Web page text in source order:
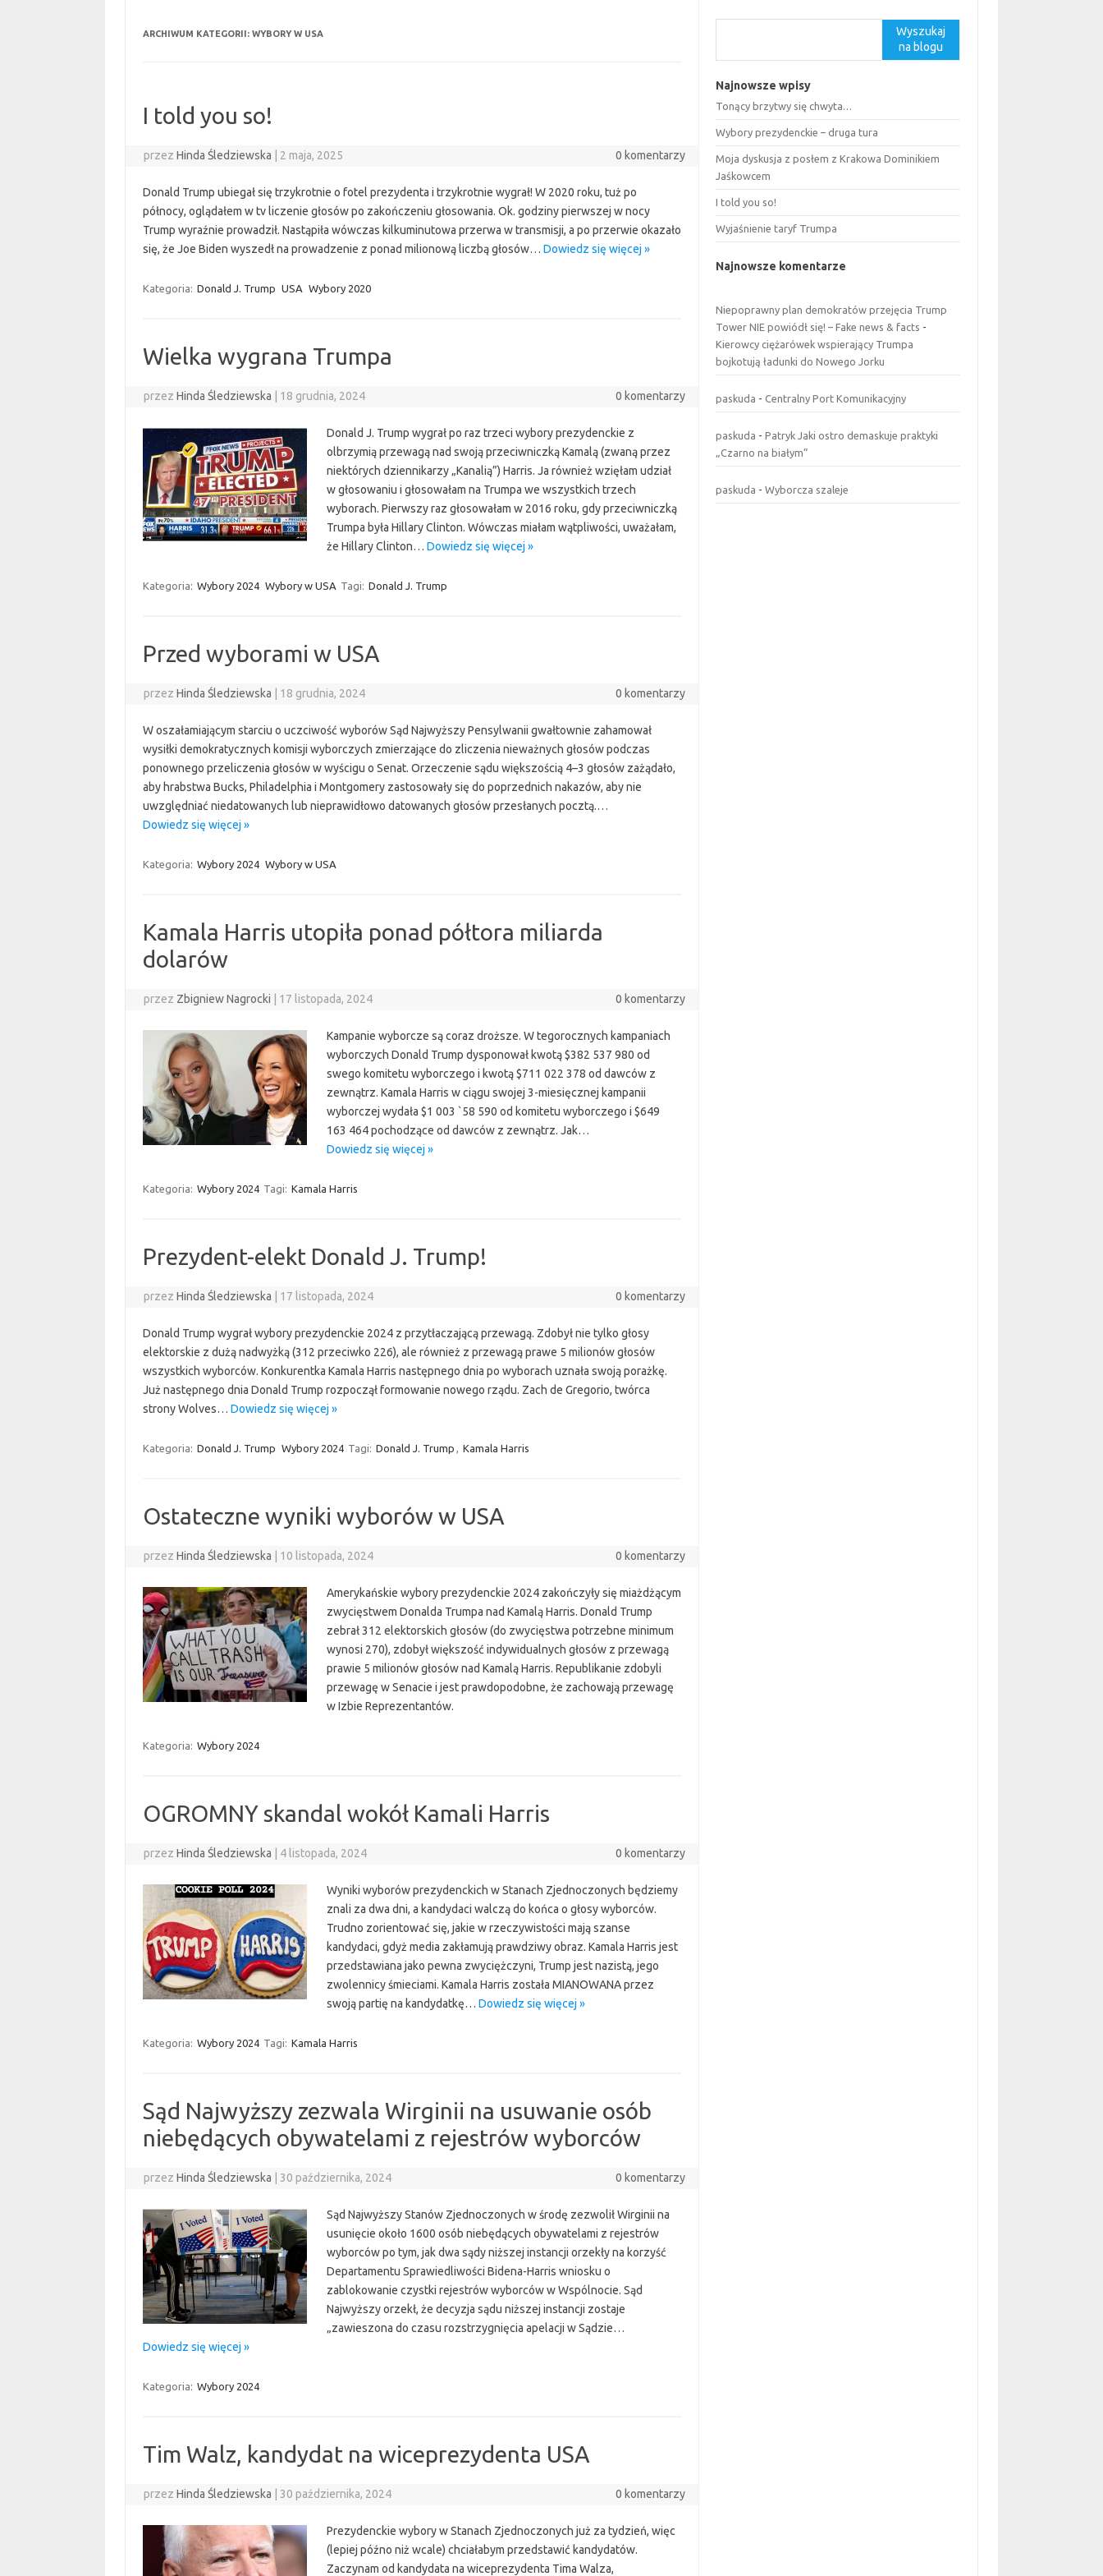
ARCHIWUM KATEGORII: WYBORY W USA
I told you so!
przezHinda Śledziewska 2 maja, 2025 0 komentarzy
Donald Trump ubiegał się trzykrotnie o fotel prezydenta i trzykrotnie wygrał! W 2020 roku, tuż po
północy, oglądałem w tv liczenie głosów po zakończeniu głosowania. Ok. godziny pierwszej w nocy
Trump wyraźnie prowadził. Nastąpiła wówczas kilkuminutowa przerwa w transmisji, a po przerwie okazało
się, że Joe Biden wyszedł na prowadzenie z ponad milionową liczbą głosów… Dowiedz się więcej »
Kategoria: Donald J. Trump USA Wybory 2020
Wielka wygrana Trumpa
przezHinda Śledziewska 18 grudnia, 2024 0 komentarzy
Donald J. Trump wygrał po raz trzeci wybory prezydenckie z
olbrzymią przewagą nad swoją przeciwniczką Kamalą (zwaną przez
niektórych dziennikarzy „Kanalią”) Harris. Ja również wzięłam udział
w głosowaniu i głosowałam na Trumpa we wszystkich trzech
wyborach. Pierwszy raz głosowałam w 2016 roku, gdy przeciwniczką
Trumpa była Hillary Clinton. Wówczas miałam wątpliwości, uważałam,
że Hillary Clinton… Dowiedz się więcej »
Kategoria: Wybory 2024 Wybory w USA Tagi: Donald J. Trump
Przed wyborami w USA
przezHinda Śledziewska 18 grudnia, 2024 0 komentarzy
W oszałamiającym starciu o uczciwość wyborów Sąd Najwyższy Pensylwanii gwałtownie zahamował
wysiłki demokratycznych komisji wyborczych zmierzające do zliczenia nieważnych głosów podczas
ponownego przeliczenia głosów w wyścigu o Senat. Orzeczenie sądu większością 4–3 głosów zażądało,
aby hrabstwa Bucks, Philadelphia i Montgomery zastosowały się do poprzednich nakazów, aby nie
uwzględniać niedatowanych lub nieprawidłowo datowanych głosów przesłanych pocztą.…
Dowiedz się więcej »
Kategoria: Wybory 2024 Wybory w USA
Kamala Harris utopiła ponad półtora miliarda
dolarów
przez Zbigniew Nagrocki 17 listopada, 2024 0 komentarzy
Kampanie wyborcze są coraz droższe. W tegorocznych kampaniach
wyborczych Donald Trump dysponował kwotą $382 537 980 od
swego komitetu wyborczego i kwotą $711 022 378 od dawców z
zewnątrz. Kamala Harris w ciągu swojej 3-miesięcznej kampanii
wyborczej wydała $1 003 `58 590 od komitetu wyborczego i $649
163 464 pochodzące od dawców z zewnątrz. Jak…
Dowiedz się więcej »
Kategoria: Wybory 2024 Tagi: Kamala Harris
Prezydent-elekt Donald J. Trump!
przezHinda Śledziewska 17 listopada, 2024 0 komentarzy
Donald Trump wygrał wybory prezydenckie 2024 z przytłaczającą przewagą. Zdobył nie tylko głosy
elektorskie z dużą nadwyżką (312 przeciwko 226), ale również z przewagą prawe 5 milionów głosów
wszystkich wyborców. Konkurentka Kamala Harris następnego dnia po wyborach uznała swoją porażkę.
Już następnego dnia Donald Trump rozpoczął formowanie nowego rządu. Zach de Gregorio, twórca
strony Wolves… Dowiedz się więcej »
Kategoria: Donald J. Trump Wybory 2024 Tagi: Donald J. Trump , Kamala Harris
Ostateczne wyniki wyborów w USA
przezHinda Śledziewska 10 listopada, 2024 0 komentarzy
Amerykańskie wybory prezydenckie 2024 zakończyły się miażdżącym
zwycięstwem Donalda Trumpa nad Kamalą Harris. Donald Trump
zebrał 312 elektorskich głosów (do zwycięstwa potrzebne minimum
wynosi 270), zdobył większość indywidualnych głosów z przewagą
prawie 5 milionów głosów nad Kamalą Harris. Republikanie zdobyli
przewagę w Senacie i jest prawdopodobne, że zachowają przewagę
w Izbie Reprezentantów.
Kategoria: Wybory 2024
OGROMNY skandal wokół Kamali Harris
przezHinda Śledziewska 4 listopada, 2024 0 komentarzy
Wyniki wyborów prezydenckich w Stanach Zjednoczonych będziemy
znali za dwa dni, a kandydaci walczą do końca o głosy wyborców.
Trudno zorientować się, jakie w rzeczywistości mają szanse
kandydaci, gdyż media zakłamują prawdziwy obraz. Kamala Harris jest
przedstawiana jako pewna zwyciężczyni, Trump jest nazistą, jego
zwolennicy śmieciami. Kamala Harris została MIANOWANA przez
swoją partię na kandydatkę… Dowiedz się więcej »
Kategoria: Wybory 2024 Tagi: Kamala Harris
Sąd Najwyższy zezwala Wirginii na usuwanie osób
niebędących obywatelami z rejestrów wyborców
przezHinda Śledziewska 30 października, 2024 0 komentarzy
Sąd Najwyższy Stanów Zjednoczonych w środę zezwolił Wirginii na
usunięcie około 1600 osób niebędących obywatelami z rejestrów
wyborców po tym, jak dwa sądy niższej instancji orzekły na korzyść
Departamentu Sprawiedliwości Bidena-Harris wniosku o
zablokowanie czystki rejestrów wyborców w Wspólnocie. Sąd
Najwyższy orzekł, że decyzja sądu niższej instancji zostaje
„zawieszona do czasu rozstrzygnięcia apelacji w Sądzie…
Dowiedz się więcej »
Kategoria: Wybory 2024
Tim Walz, kandydat na wiceprezydenta USA
przezHinda Śledziewska 30 października, 2024 0 komentarzy
Prezydenckie wybory w Stanach Zjednoczonych już za tydzień, więc
(lepiej późno niż wcale) chciałabym przedstawić kandydatów.
Zaczynam od kandydata na wiceprezydenta Tima Walza,
Wyszukaj
na blogu
Najnowsze wpisy
Tonący brzytwy się chwyta…
Wybory prezydenckie – druga tura
Moja dyskusja z posłem z Krakowa Dominikiem
Jaśkowcem
I told you so!
Wyjaśnienie taryf Trumpa
Najnowsze komentarze
Niepoprawny plan demokratów przejęcia Trump
Tower NIE powiódł się! – Fake news & facts -
Kierowcy ciężarówek wspierający Trumpa
bojkotują ładunki do Nowego Jorku
paskuda -Centralny Port Komunikacyjny
paskuda -Patryk Jaki ostro demaskuje praktyki
„Czarno na białym”
paskuda -Wyborcza szaleje